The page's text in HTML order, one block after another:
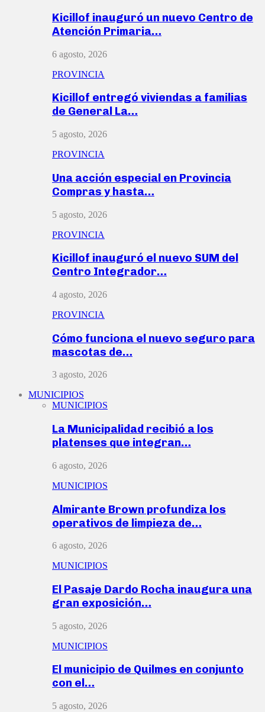
Kicillof inauguró un nuevo Centro de
Atención Primaria…
6 agosto, 2026
PROVINCIA
Kicillof entregó viviendas a familias
de General La…
5 agosto, 2026
PROVINCIA
Una acción especial en Provincia
Compras y hasta…
5 agosto, 2026
PROVINCIA
Kicillof inauguró el nuevo SUM del
Centro Integrador…
4 agosto, 2026
PROVINCIA
Cómo funciona el nuevo seguro para
mascotas de…
3 agosto, 2026
MUNICIPIOS
MUNICIPIOS
La Municipalidad recibió a los
platenses que integran…
6 agosto, 2026
MUNICIPIOS
Almirante Brown profundiza los
operativos de limpieza de…
6 agosto, 2026
MUNICIPIOS
El Pasaje Dardo Rocha inaugura una
gran exposición…
5 agosto, 2026
MUNICIPIOS
El municipio de Quilmes en conjunto
con el…
5 agosto, 2026